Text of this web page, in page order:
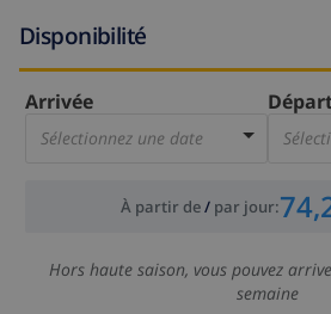
Disponibilité
Arrivée
Sélectionnez une date
À partir de/ par jour:
Hors haute saison, vous pouvez
semaine